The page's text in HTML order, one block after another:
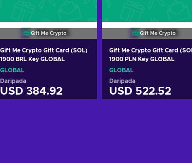
Gift Me Crypto
Gift Me Crypto Gift Card (SOL)
1900 BRL Key GLOBAL
GLOBAL
Daripada
USD 384.92
Gift Me Crypto
Gift Me Crypto Gift Card
1900 PLN Key GLOBAL
GLOBAL
Daripada
USD 522.52